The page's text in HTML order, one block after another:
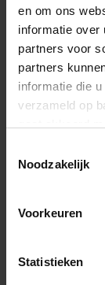
en om ons
informatie over
partners voor
partners
informatie die
verzameld op
Noodzakelijk
Voorkeuren
Statistieken
BERG NEXO
(109
Leeftijd:2+ jaar
Binnen 1-2